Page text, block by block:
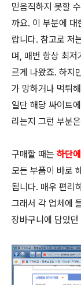
믿음직하지 못할
까요. 이 부분에 대
랍니다. 참고로 저
며, 매번 항상 최
르게 나왔죠. 하지
가 망하거나 먹튀
일단 해당 싸이트
리는지 그런 부분
구매할 때는 하단
모든 부품이 바로
됩니다. 매우 편리
그래서 각 업체에
장바구니에 담았